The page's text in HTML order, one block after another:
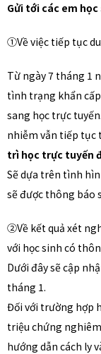
Gửi tới các em học
①Về việc tiếp tục
Từ ngày 7 tháng 1
tình trạng khẩn
sang học trực
nhiễm vẫn tiếp tục
trì học trực tuyến
Sẽ dựa trên tình
sẽ được thông báo
②Về kết quả xét
với học sinh có
Dưới đây sẽ cập
tháng 1.
Đối với trường hợp
triệu chứng
hướng dẫn cách ly